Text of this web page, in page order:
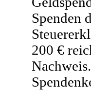
Spenden
200 €
Nachweis.